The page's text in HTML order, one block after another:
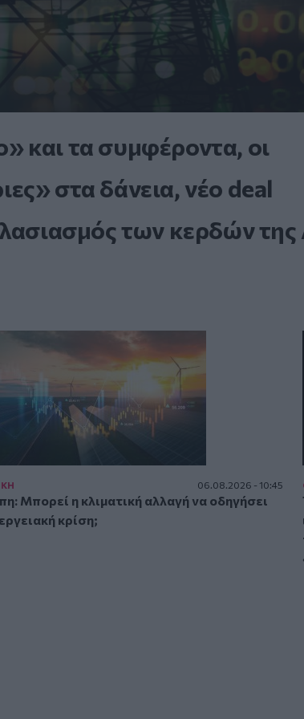
και τα συμφέροντα, οι
στα δάνεια, νέο deal
των κερδών
06.08.2026 - 10:45
Μπορεί η κλιματική αλλαγή να οδηγήσει
κρίση;